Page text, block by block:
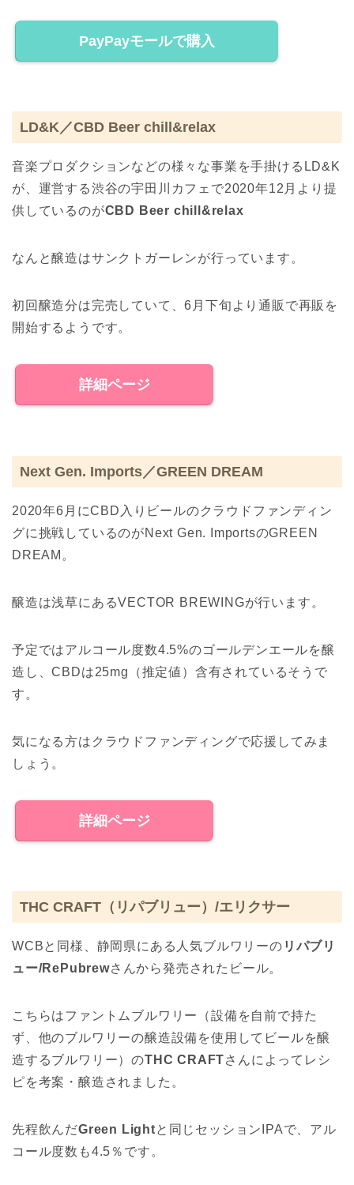
PayPayモールで購入
LD&K／CBD Beer chill&relax
音楽プロダクションなどの様々な事業を手掛けるLD&K
が、運営する渋谷の宇田川カフェで2020年12月より提
供しているのがCBD Beer chill&relax
なんと醸造はサンクトガーレンが行っています。
初回醸造分は完売していて、6月下旬より通販で再販を
開始するようです。
詳細ページ
Next Gen. Imports／GREEN DREAM
2020年6月にCBD入りビールのクラウドファンディン
グに挑戦しているのがNext Gen. ImportsのGREEN
DREAM。
醸造は浅草にあるVECTOR BREWINGが行います。
予定ではアルコール度数4.5%のゴールデンエールを醸
造し、CBDは25mg（推定値）含有されているそうで
す。
気になる方はクラウドファンディングで応援してみま
しょう。
詳細ページ
THC CRAFT（リパブリュー）/エリクサー
WCBと同様、静岡県にある人気ブルワリーの リパブリ
ュー/RePubrewさんから発売されたビール。
こちらはファントムブルワリー（設備を自前で持た
ず、他のブルワリーの醸造設備を使用してビールを醸
造するブルワリー）のTHC CRAFTさんによってレシ
ピを考案・醸造されました。
先程飲んだGreen Lightと同じセッションIPAで、アル
コール度数も4.5％です。